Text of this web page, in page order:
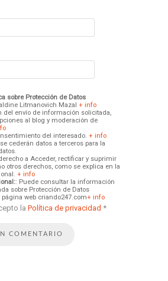
sobre Protección de Datos
Litmanovich Mazal + info
del envío de información solicitada,
al blog y moderación de
del interesado. + info
cederán datos a terceros para la
a Acceder, rectificar y suprimir
otros derechos, como se explica en la
+ info
: Puede consultar la información
sobre Protección de Datos
web criando247.com+ info
la Política de privacidad *